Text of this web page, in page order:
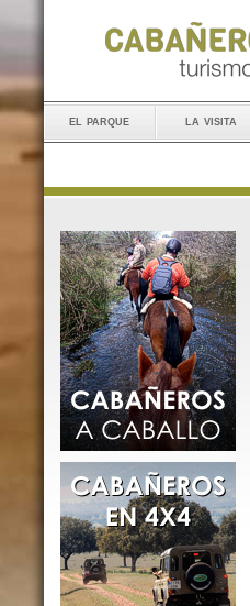
el parque la visita